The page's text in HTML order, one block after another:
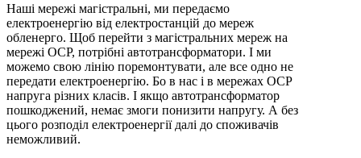
Наші мережі магістральні, ми передаємо
електроенергію від електростанцій до мереж
обленерго. Щоб перейти з магістральних мереж на
мережі ОСР, потрібні автотрансформатори. І ми
можемо свою лінію поремонтувати, але все одно не
передати електроенергію. Бо в нас і в мережах ОСР
напруга різних класів. І якщо автотрансформатор
пошкоджений, немає змоги понизити напругу. А без
цього розподіл електроенергії далі до споживачів
неможливий.